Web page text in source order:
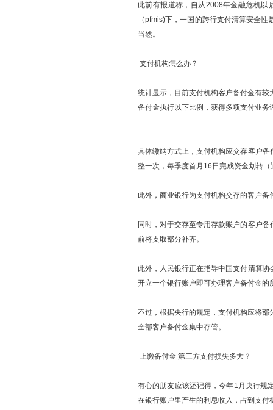
此前有报道称，自从2008年金融危机以
（pfmis)下，一国的跨行支付清算安全
当然。
支付机构怎么办？
统计显示，目前支付机构客户备付金有
备付金执行以下比例，获得多项支付业
具体缴纳方式上，支付机构应交存客户
整一次，每季度首月16日完成资金划转
此外，商业银行为支付机构交存的客户
同时，对于交存至专用存款账户的客户
前将支取部分补齐。
此外，人民银行正在指导中国支付清算
开立一个银行账户即可办理客户备付金的
不过，根据央行的规定，支付机构应将
全部客户备付金集中存管。
上缴备付金 第三方支付损失多大？
有心的朋友应该还记得，今年1月央行规
在银行账户里产生的利息收入，占到支